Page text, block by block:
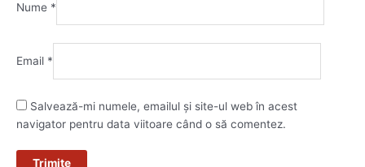
Nume *
Email *
Salvează-mi numele, emailul și site-ul web în acest
navigator pentru data viitoare când o să comentez.